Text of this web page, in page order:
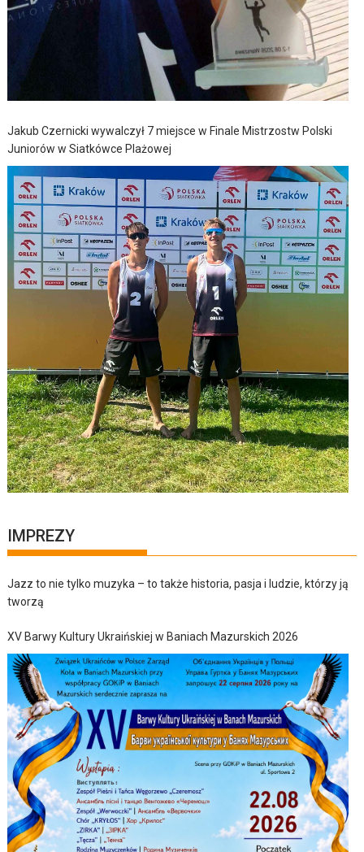
Jakub Czernicki wywalczył 7 miejsce w Finale Mistrzostw Polski
Juniorów w Siatkówce Plażowej
IMPREZY
Jazz to nie tylko muzyka – to także historia, pasja i ludzie, którzy ją
tworzą
XV Barwy Kultury Ukraińskiej w Baniach Mazurskich 2026